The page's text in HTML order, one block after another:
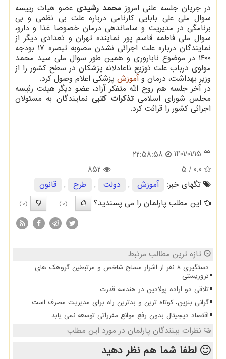
در جریان جلسه علنی امروزمحمد رشیدی عضو هیات رییسه
سوال ملی علی بابایی کارنامی درباره علت بی نظمی و بی
برنامگی در مدیریت و ساماندهی درمان خصوصا غذا و دارو،
سوال ملی فاطمه قاسم پور نماینده تهران و تعدادی دیگر از
نمایندگان درباره علت اجرائی نشدن مصوبه تبصره ۱۷ بودجه
۱۴۰۰ در موضوع ناباروری و همین طور سوال ملی سید محمد
مولوی درباب علت توزیع ناعادلانه پزشکان در سطح کشور را از
وزیر بهداشت، درمان وآموزش پزشکی اعلام وصول کرد.
در آخر جلسه هم روح الله متفکر آزاد، عضو دیگر هیئت رئیسه
مجلس شورای اسلامیتذکرات کتبینمایندگان به مسئولان
اجرائی کشور را قرائت کرد.
1401/01/15
22:58:58
0.0
/ 5
852
تگهای خبر:
آموزش , دولت , طرح ,
قانون
این مطلب پارلمان را می پسندید؟
(0)
(0)
تازه ترین مطالب مرتبط
دستگیری 8 نفر از اشرار مسلح شاخص و مرتبطین گروهک های
تروریستی
تلاقی دو اراده پولادین در هندسه قدرت
گرانی بنزین، کوتاه ترین و بدترین راه برای مدیریت مصرف است
اقتصاد دیجیتال بدون رفع موانع مقرراتی توسعه نمی یابد
نظرات بینندگان پارلمان در مورد این مطلب
لطفا شما همنظر دهید